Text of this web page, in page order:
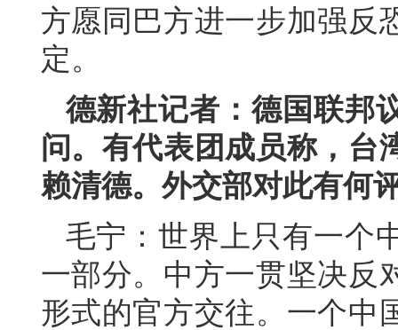
方愿同巴方进一步加强反
定。
德新社记者：德国联邦
问。有代表团成员称，台
赖清德。外交部对此有何
毛宁：世界上只有一个
一部分。中方一贯坚决反
形式的官方交往。一个中